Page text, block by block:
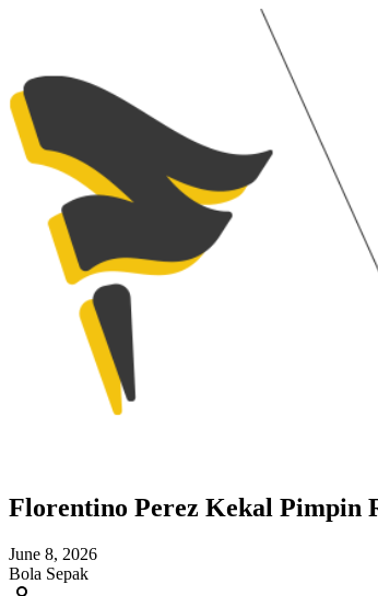
Florentino Perez Kekal Pimpin
June 8, 2026
Bola Sepak